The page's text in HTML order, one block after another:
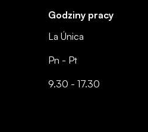
Godziny pracy
La Única
Pn - Pt
9.30 - 17.30